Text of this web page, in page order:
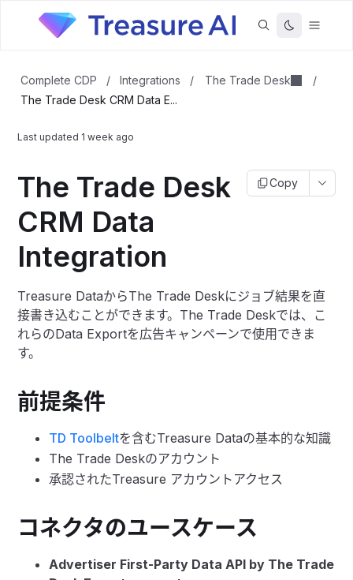
Complete CDP / Integrations / The Trade Desk
/
The Trade Desk CRM Data E...
Last updated 1 week ago
The Trade Desk
CRM Data
Integration
Copy
Treasure DataからThe Trade Deskにジョブ結果を直
接書き込むことができます。The Trade Deskでは、こ
れらのData Exportを広告キャンペーンで使用できま
す。
前提条件
TD Toolbeltを含むTreasure Dataの基本的な知識
The Trade Deskのアカウント
承認されたTreasure アカウントアクセス
コネクタのユースケース
Advertiser First-Party Data API by The Trade